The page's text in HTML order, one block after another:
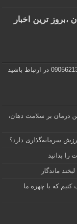
ترین اخبار
درمان بر سلامت دهان،
سرمایه‌گذاری دارد؟
را بدانید
ماندگار
که با چهره ما